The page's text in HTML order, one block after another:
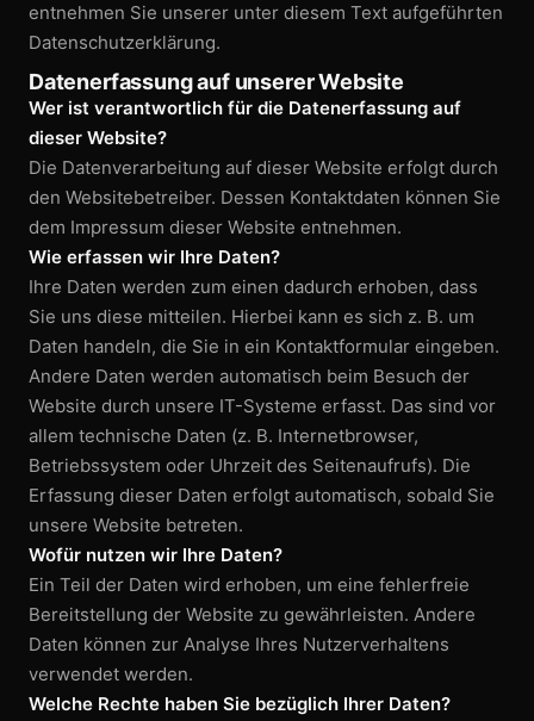
Leuchtkästen
Lichtwerbeanlagen
(LED) Spannrahmen
LED Neonschilder
BANNER & PAPIER
Banner + Planen
XXL Plakate
Tapeten
FIRMENAUSSTATTUNG
Textilbeschriftung
Werbeartikel
KLASSISCHE PRINTPRODUKTE
Druckprodukte
Broschüren
entnehmen Sie unserer unter diesem Text aufgeführten
Datenschutz­erklärung.
Datenerfassung auf unserer Website
Wer ist verantwortlich für die Datenerfassung auf
dieser Website?
Die Datenverarbeitung auf dieser Website erfolgt durch
den Website­betreiber. Dessen Kontaktdaten können Sie
dem Impressum dieser Website entnehmen.
Wie erfassen wir Ihre Daten?
Ihre Daten werden zum einen dadurch erhoben, dass
Sie uns diese mitteilen. Hierbei kann es sich z. B. um
Daten handeln, die Sie in ein Kontaktformular eingeben.
Andere Daten werden automatisch beim Besuch der
Website durch unsere IT-Systeme erfasst. Das sind vor
allem technische Daten (z. B. Internet­browser,
Betriebssystem oder Uhrzeit des Seiten­aufrufs). Die
Erfassung dieser Daten erfolgt automatisch, sobald Sie
unsere Website betreten.
Wofür nutzen wir Ihre Daten?
Ein Teil der Daten wird erhoben, um eine fehlerfreie
Bereitstellung der Website zu gewährleisten. Andere
Daten können zur Analyse Ihres Nutzer­verhaltens
verwendet werden.
Welche Rechte haben Sie bezüglich Ihrer Daten?